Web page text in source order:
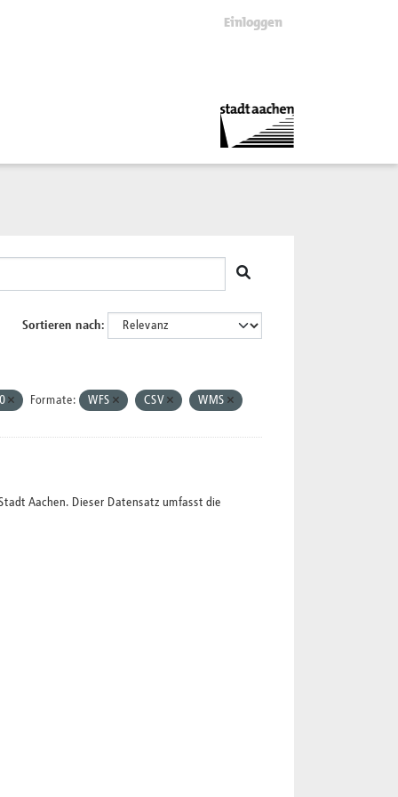
Einloggen
Sortieren nach
Formate: WFS CSV WMS
Aachen. Dieser Datensatz umfasst die